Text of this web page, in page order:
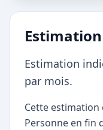
Estimation
par mois.
Cette
Personne en fin